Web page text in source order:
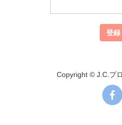
Copyright © J.C.プ